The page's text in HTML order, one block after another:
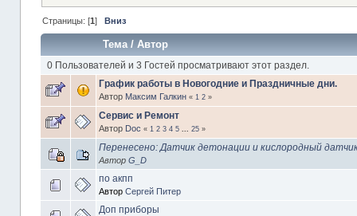
Страницы: [1] Вниз
Тема/ Автор
0 Пользователей и 3 Гостей просматривают этот раздел.
График работы в Новогодние и Праздничные дни.
Автор Максим Галкин « 1 2»
Сервис и Ремонт
Автор Doc « 1 2 3 4 5 25»
Перенесено: Датчик детонации и кислородный
Автор G_D
по акпп
Автор Сергей Питер
Доп приборы